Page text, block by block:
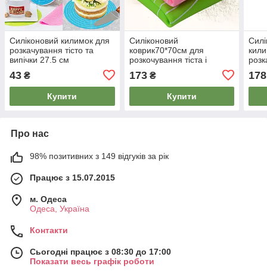
Силіконовий килимок для
розкачування тісто та
випічки 27.5 см
43 ₴
Купити
Силіконовий
коврик70*70см для
розкочування тіста і
173₴
Купити
178
Про нас
98% позитивних з 149 відгуків за рік
Працює з 15.07.2015
м. Одеса
Одеса, Україна
Контакти
Сьогодні працює з 08:30 до 17:00
Показати весь графік роботи